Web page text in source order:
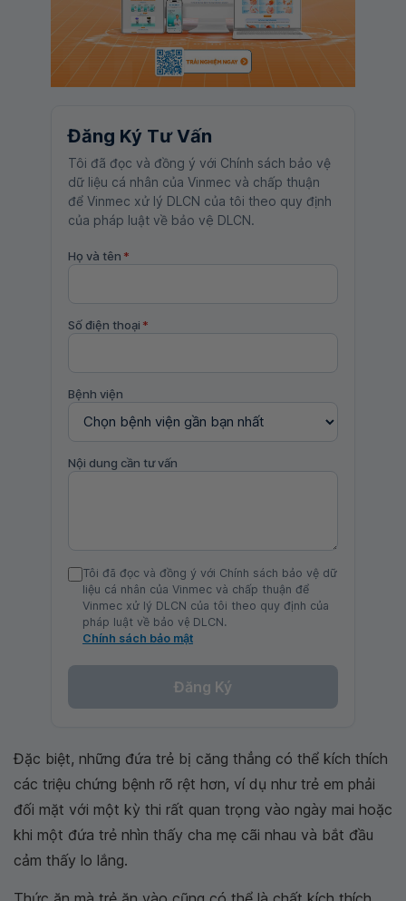
Đăng Ký Tư Vấn
Tôi đã đọc và đồng ý với Chính sách bảo vệ
dữ liệu cá nhân của Vinmec và chấp thuận
để Vinmec xử lý DLCN của tôi theo quy định
của pháp luật về bảo vệ DLCN.
Họ và tên *
Số điện thoại *
Bệnh viện
Nội dung cần tư vấn
Tôi đã đọc và đồng ý với Chính sách bảo vệ dữ
liệu cá nhân của Vinmec và chấp thuận để
Vinmec xử lý DLCN của tôi theo quy định của
pháp luật về bảo vệ DLCN.
Chính sách bảo mật
Đăng Ký
Đặc biệt, những đứa trẻ bị căng thẳng có thể kích thích
các triệu chứng bệnh rõ rệt hơn, ví dụ như trẻ em phải
đối mặt với một kỳ thi rất quan trọng vào ngày mai hoặc
khi một đứa trẻ nhìn thấy cha mẹ cãi nhau và bắt đầu
cảm thấy lo lắng.